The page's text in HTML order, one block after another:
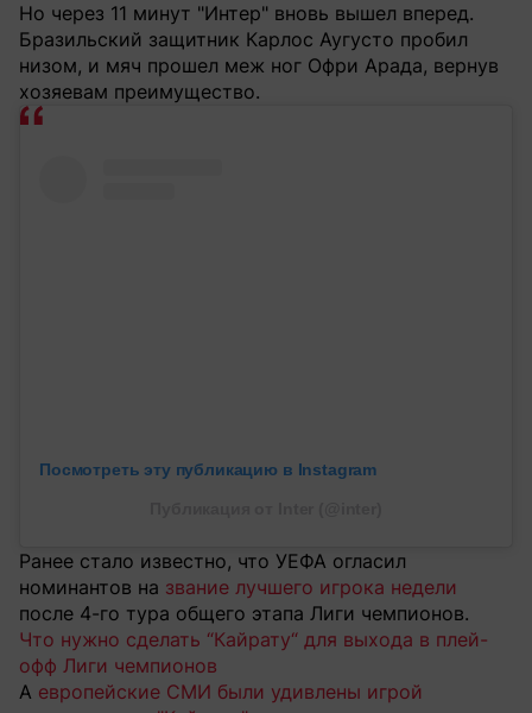
Но через 11 минут "Интер" вновь вышел вперед.
Бразильский защитник Карлос Аугусто пробил
низом, и мяч прошел меж ног Офри Арада, вернув
хозяевам преимущество.
Посмотреть эту публикацию в Instagram
Ранее стало известно, что УЕФА огласил
номинантов на звание лучшего игрока недели
после 4-го тура общего этапа Лиги чемпионов.
Что нужно сделать “Кайрату“ для выхода в плей-
офф Лиги чемпионов
А европейские СМИ были удивлены игрой